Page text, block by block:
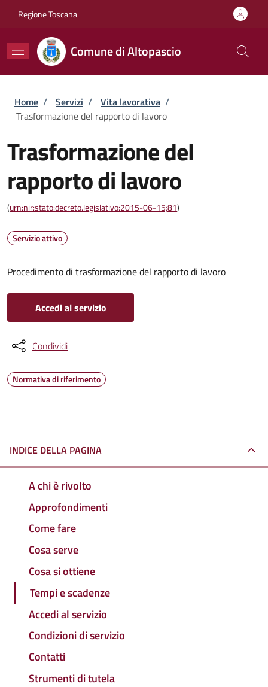
Regione Toscana
Comune di Altopascio
Briciole di pane
Home / Servizi / Vita lavorativa /
Trasformazione del rapporto di lavoro
Trasformazione del
rapporto di lavoro
(urn:nir:stato:decreto.legislativo:2015-06-15;81)
Servizio attivo
Procedimento di trasformazione del rapporto di lavoro
Accedi al servizio
Condividi
Normativa di riferimento
INDICE DELLA PAGINA
A chi è rivolto
Approfondimenti
Come fare
Cosa serve
Cosa si ottiene
Tempi e scadenze
Accedi al servizio
Condizioni di servizio
Contatti
Strumenti di tutela